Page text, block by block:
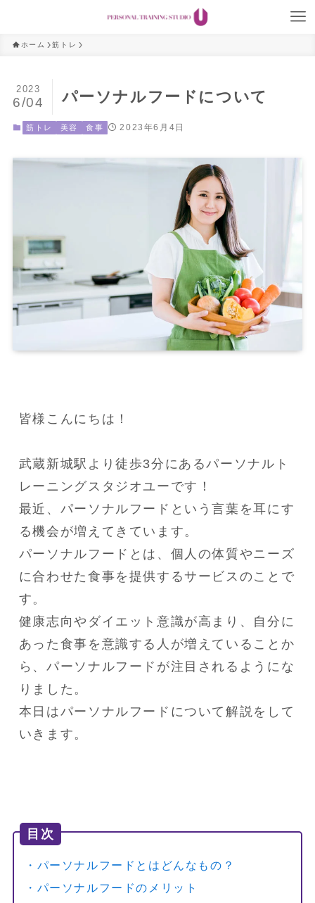
ホーム 筋トレ
パーソナルフードについて
2023
6/04
筋トレ 美容 食事 2023年6月4日
皆様こんにちは！
武蔵新城駅より徒歩3分にあるパーソナルト
レーニングスタジオユーです！
最近、パーソナルフードという言葉を耳にす
る機会が増えてきています。
パーソナルフードとは、個人の体質やニーズ
に合わせた食事を提供するサービスのことで
す。
健康志向やダイエット意識が高まり、自分に
あった食事を意識する人が増えていることか
ら、パーソナルフードが注目されるようにな
りました。
本日はパーソナルフードについて解説をして
いきます。
目次
・パーソナルフードとはどんなもの？
・パーソナルフードのメリット